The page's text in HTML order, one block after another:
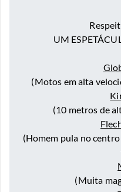
UM
(Motos em alta
(10 metros de
(Homem pula no
(Muita